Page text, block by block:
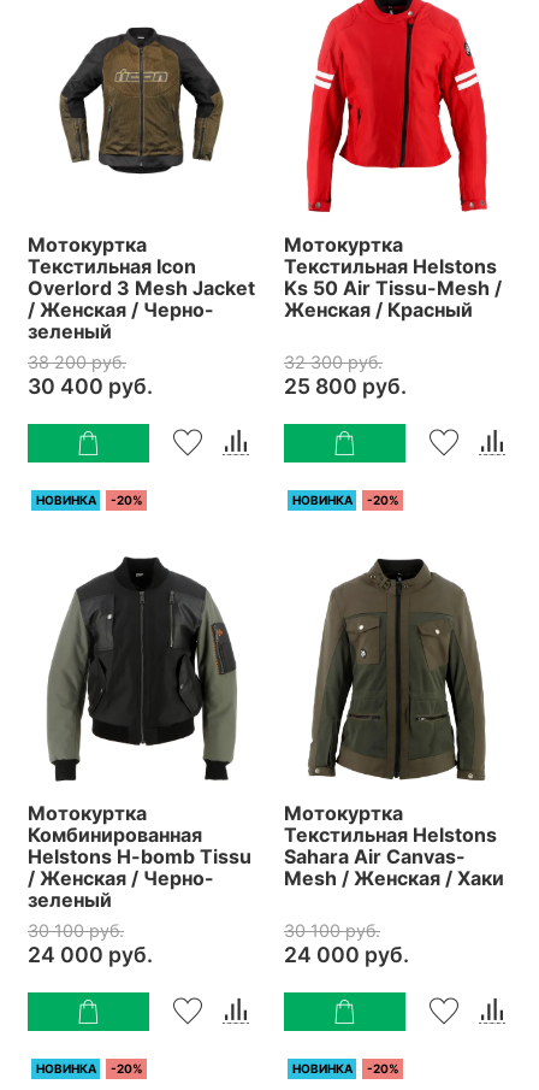
Мотокуртка
Текстильная Icon
Overlord 3 Mesh Jacket
/ Женская / Черно-
зеленый
38 200 руб.
30 400 руб.
Мотокуртка
Текстильная Helstons
Ks 50 Air Tissu-Mesh /
Женская / Красный
32 300 руб.
25 800 руб.
НОВИНКА -20%
Мотокуртка
Комбинированная
Helstons H-bomb Tissu
/ Женская / Черно-
зеленый
30 100 руб.
24 000 руб.
НОВИНКА -20%
Мотокуртка
Текстильная Helstons
Sahara Air Canvas-
Mesh / Женская / Хаки
30 100 руб.
24 000 руб.
НОВИНКА -20% НОВИНКА -20%